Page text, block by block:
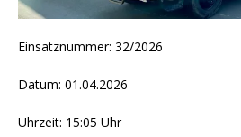
Einsatznummer: 32/2026
Datum: 01.04.2026
Uhrzeit: 15:05 Uhr